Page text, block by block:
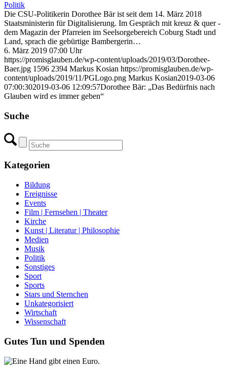
Politik
Die CSU-Politikerin Dorothee Bär ist seit dem 14. März 2018
Staatsministerin für Digitalisierung. Im Gespräch mit kreuz & quer -
dem Magazin der Pfarreien im Seelsorgebereich Coburg Stadt und
Land, sprach die gebürtige Bambergerin…
6. März 2019 07:00 Uhr
https://promisglauben.de/wp-content/uploads/2019/03/Dorothee-
Baer.jpg 1596 2394 Markus Kosian https://promisglauben.de/wp-
content/uploads/2019/11/PGLogo.png Markus Kosian2019-03-06
07:00:302019-03-06 12:09:57Dorothee Bär: „Das Bedürfnis nach
Glauben wird es immer geben“
Suche
Kategorien
Bildung
Ereignisse
Events
Film | Fernsehen | Theater
Kirche
Kunst | Literatur | Philosophie
Medien
Musik
Politik
Sonstiges
Sport
Sports
Stars und Sternchen
Unkategorisiert
Wirtschaft
Wissenschaft
Gutes Tun und Spenden